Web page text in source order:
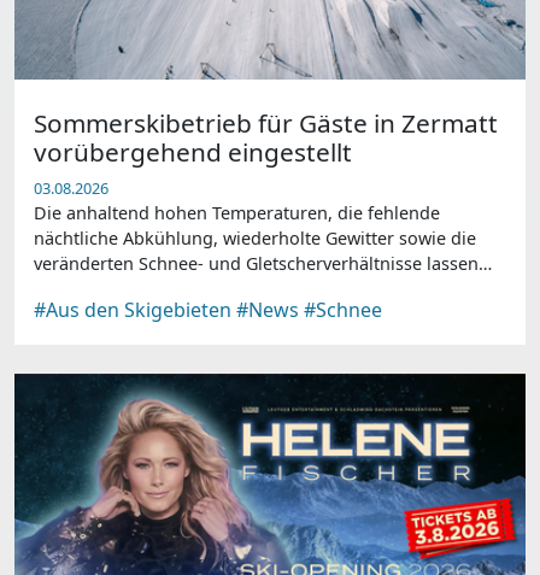
Sommerskibetrieb für Gäste in Zermatt
vorübergehend eingestellt
03.08.2026
Die anhaltend hohen Temperaturen, die fehlende
nächtliche Abkühlung, wiederholte Gewitter sowie die
veränderten Schnee- und Gletscherverhältnisse lassen
für Gäste derzeit nicht mehr zu.
#Aus den Skigebieten #News #Schnee